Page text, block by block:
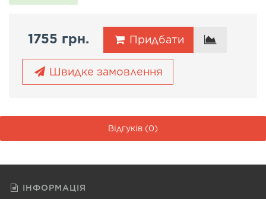
1755 грн. Придбати
Швидке замовлення
Відгуків (0)
ІНФОРМАЦІЯ